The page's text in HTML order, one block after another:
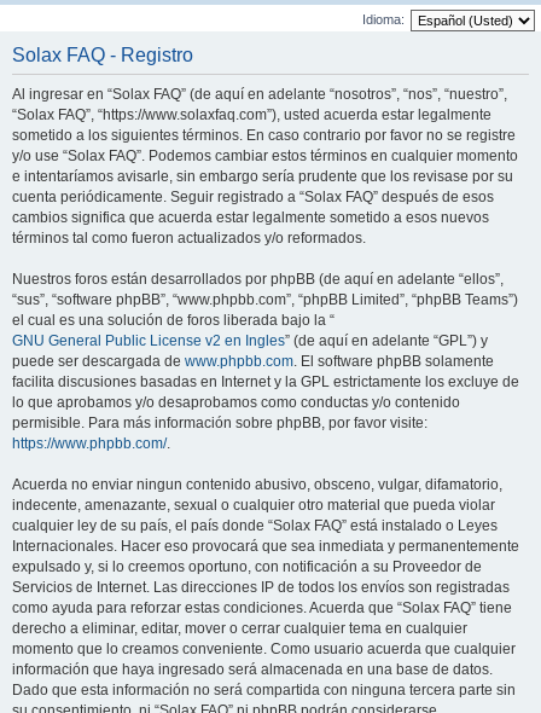
Idioma:
Solax FAQ - Registro
Al ingresar en “Solax FAQ” (de aquí en adelante “nosotros”, “nos”, “nuestro”,
“Solax FAQ”, “https://www.solaxfaq.com”), usted acuerda estar legalmente
sometido a los siguientes términos. En caso contrario por favor no se registre
y/o use “Solax FAQ”. Podemos cambiar estos términos en cualquier momento
e intentaríamos avisarle, sin embargo sería prudente que los revisase por su
cuenta periódicamente. Seguir registrado a “Solax FAQ” después de esos
cambios significa que acuerda estar legalmente sometido a esos nuevos
términos tal como fueron actualizados y/o reformados.
Nuestros foros están desarrollados por phpBB (de aquí en adelante “ellos”,
“sus”, “software phpBB”, “www.phpbb.com”, “phpBB Limited”, “phpBB Teams”)
el cual es una solución de foros liberada bajo la “
GNU General Public License v2 en Ingles” (de aquí en adelante “GPL”) y
puede ser descargada de www.phpbb.com. El software phpBB solamente
facilita discusiones basadas en Internet y la GPL estrictamente los excluye de
lo que aprobamos y/o desaprobamos como conductas y/o contenido
permisible. Para más información sobre phpBB, por favor visite:
https://www.phpbb.com/.
Acuerda no enviar ningun contenido abusivo, obsceno, vulgar, difamatorio,
indecente, amenazante, sexual o cualquier otro material que pueda violar
cualquier ley de su país, el país donde “Solax FAQ” está instalado o Leyes
Internacionales. Hacer eso provocará que sea inmediata y permanentemente
expulsado y, si lo creemos oportuno, con notificación a su Proveedor de
Servicios de Internet. Las direcciones IP de todos los envíos son registradas
como ayuda para reforzar estas condiciones. Acuerda que “Solax FAQ” tiene
derecho a eliminar, editar, mover o cerrar cualquier tema en cualquier
momento que lo creamos conveniente. Como usuario acuerda que cualquier
información que haya ingresado será almacenada en una base de datos.
Dado que esta información no será compartida con ninguna tercera parte sin